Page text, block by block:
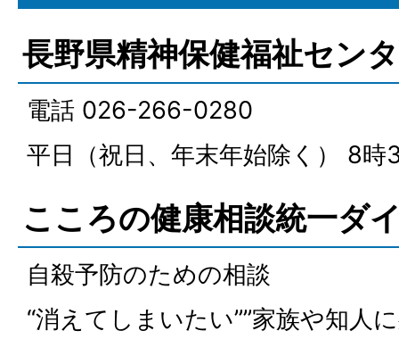
長野県精神保健福祉セン
電話 026-266-0280
平日（祝日、年末年始除く） 8時
こころの健康相談統一ダ
自殺予防のための相談
“消えてしまいたい””家族や知人